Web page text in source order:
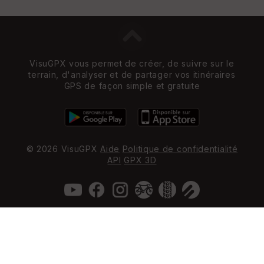
VisuGPX vous permet de créer, de suivre sur le
terrain, d'analyser et de partager vos itinéraires
GPS de façon simple et gratuite
© 2026 VisuGPX Aide Politique de confidentialité
API GPX 3D